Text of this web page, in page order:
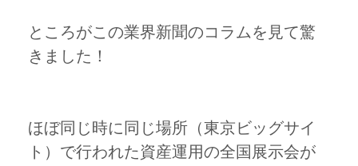
ところがこの業界新聞のコラムを見て驚
きました！
ほぼ同じ時に同じ場所（東京ビッグサイ
ト）で行われた資産運用の全国展示会が